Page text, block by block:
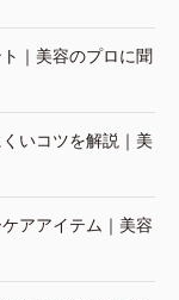
｜美容のプロに聞
いコツを解説｜美
アアイテム｜美容